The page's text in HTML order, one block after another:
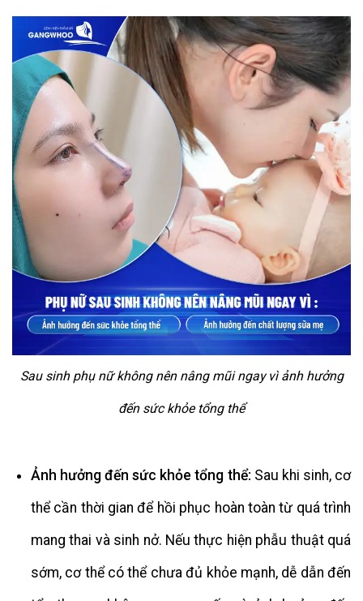
Sau sinh phụ nữ không nên nâng mũi ngay vì ảnh hưởng
đến sức khỏe tổng thể
Ảnh hưởng đến sức khỏe tổng thể: Sau khi sinh, cơ
thể cần thời gian để hồi phục hoàn toàn từ quá trình
mang thai và sinh nở. Nếu thực hiện phẫu thuật quá
sớm, cơ thể có thể chưa đủ khỏe mạnh, dễ dẫn đến